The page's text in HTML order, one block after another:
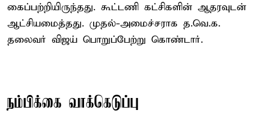
கைப்பற்றியிருந்தது. கூட்டணி கட்சிகளின் ஆதரவுடன்
ஆட்சியமைத்தது. முதல்-அமைச்சராக த.வெ.க.
தலைவர் விஜய் பொறுப்பேற்று கொண்டார்.
நம்பிக்கை வாக்கெடுப்பு